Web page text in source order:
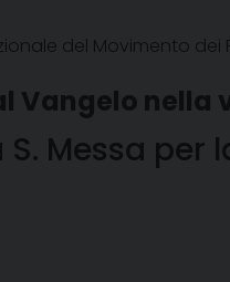
del Movimento dei
Vangelo nella
Messa